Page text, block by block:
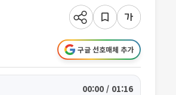
구글 선호매체 추가
00:00 / 01:16